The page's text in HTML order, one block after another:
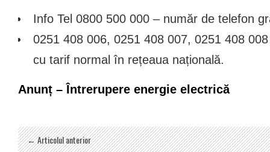
Info Tel 0800 500 000 – număr de telefon
0251 408 006, 0251 408 007, 0251 408
cu tarif normal în rețeaua națională.
Anunț – Întrerupere energie electrică
← Articolul anterior